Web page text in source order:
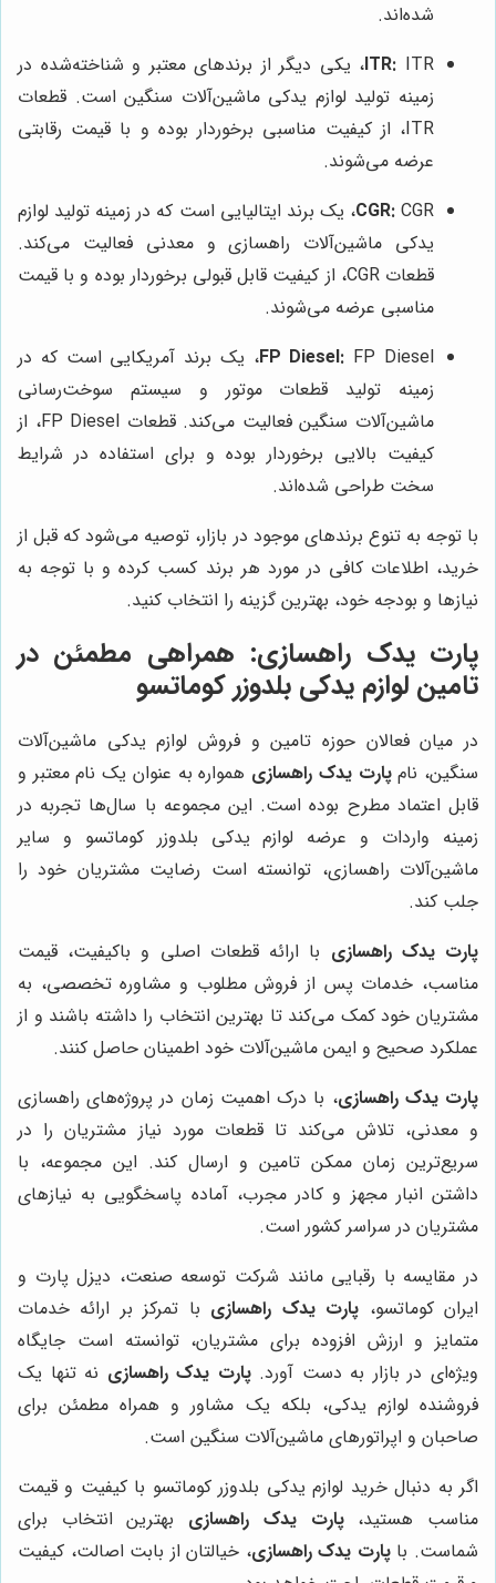
شده‌اند.
ITR:ITR، یکی دیگر از برندهای معتبر و شناخته‌شده در
زمینه تولید لوازم یدکی ماشین‌آلات سنگین است. قطعات
ITR، از کیفیت مناسبی برخوردار بوده و با قیمت رقابتی
عرضه می‌شوند.
CGR:CGR، یک برند ایتالیایی است که در زمینه تولید لوازم
یدکی ماشین‌آلات راهسازی و معدنی فعالیت می‌کند.
قطعات CGR، از کیفیت قابل قبولی برخوردار بوده و با قیمت
مناسبی عرضه می‌شوند.
FP Diesel:FP Diesel، یک برند آمریکایی است که در
زمینه تولید قطعات موتور و سیستم سوخت‌رسانی
ماشین‌آلات سنگین فعالیت می‌کند. قطعات FP Diesel، از
کیفیت بالایی برخوردار بوده و برای استفاده در شرایط
سخت طراحی شده‌اند.
با توجه به تنوع برندهای موجود در بازار، توصیه می‌شود که قبل از
خرید، اطلاعات کافی در مورد هر برند کسب کرده و با توجه به
نیازها و بودجه خود، بهترین گزینه را انتخاب کنید.
پارت یدک راهسازی: همراهی مطمئن در
تامین لوازم یدکی بلدوزر کوماتسو
در میان فعالان حوزه تامین و فروش لوازم یدکی ماشین‌آلات
سنگین، نامپارت یدک راهسازی همواره به عنوان یک نام معتبر و
قابل اعتماد مطرح بوده است. این مجموعه با سال‌ها تجربه در
زمینه واردات و عرضه لوازم یدکی بلدوزر کوماتسو و سایر
ماشین‌آلات راهسازی، توانسته است رضایت مشتریان خود را
جلب کند.
پارت یدک راهسازی با ارائه قطعات اصلی و باکیفیت، قیمت
مناسب، خدمات پس از فروش مطلوب و مشاوره تخصصی، به
مشتریان خود کمک می‌کند تا بهترین انتخاب را داشته باشند و از
عملکرد صحیح و ایمن ماشین‌آلات خود اطمینان حاصل کنند.
پارت یدک راهسازی، با درک اهمیت زمان در پروژه‌های راهسازی
و معدنی، تلاش می‌کند تا قطعات مورد نیاز مشتریان را در
سریع‌ترین زمان ممکن تامین و ارسال کند. این مجموعه، با
داشتن انبار مجهز و کادر مجرب، آماده پاسخگویی به نیازهای
مشتریان در سراسر کشور است.
در مقایسه با رقبایی مانند شرکت توسعه صنعت، دیزل پارت و
ایران کوماتسو، پارت یدک راهسازی با تمرکز بر ارائه خدمات
متمایز و ارزش افزوده برای مشتریان، توانسته است جایگاه
ویژه‌ای در بازار به دست آورد.پارت یدک راهسازی نه تنها یک
فروشنده لوازم یدکی، بلکه یک مشاور و همراه مطمئن برای
صاحبان و اپراتورهای ماشین‌آلات سنگین است.
اگر به دنبال خرید لوازم یدکی بلدوزر کوماتسو با کیفیت و قیمت
مناسب هستید،پارت یدک راهسازی بهترین انتخاب برای
شماست. باپارت یدک راهسازی، خیالتان از بابت اصالت، کیفیت